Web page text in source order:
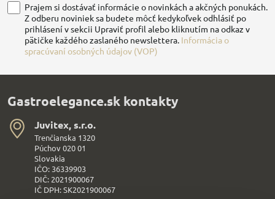
Prajem si dostávať informácie o novinkách a akčných ponukách.
Z odberu noviniek sa budete môcť kedykoľvek odhlásiť po
prihlásení v sekcii Upraviť profil alebo kliknutím na odkaz v
pätičke každého zaslaného newslettera. Informácia o
spracúvaní osobných údajov (VOP)
Gastroelegance.sk kontakty
Juvitex, s​.r​.o​.
Trenčianska 1320
Púchov 020 01
Slovakia
IČO: 36339903
DIČ: 2021900067
IČ DPH: SK2021900067